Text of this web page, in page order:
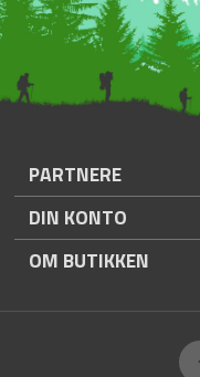
PARTNERE
DIN KONTO
OM BUTIKKEN